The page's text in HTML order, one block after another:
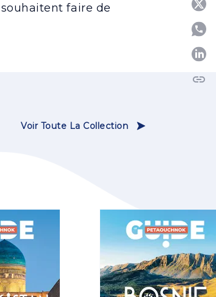
faire de
Voir Toute La Collection
link